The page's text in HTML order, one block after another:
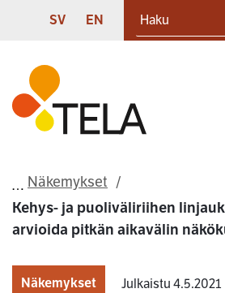
Siirry sisältöön
SVENSKA
SV ENGLISH
EN
Etusivu
Näkemykset
Kehys- ja puoliväliriihen
arvioida pitkän aikavälin
Näkemykset Julkaistu 4.5.2021